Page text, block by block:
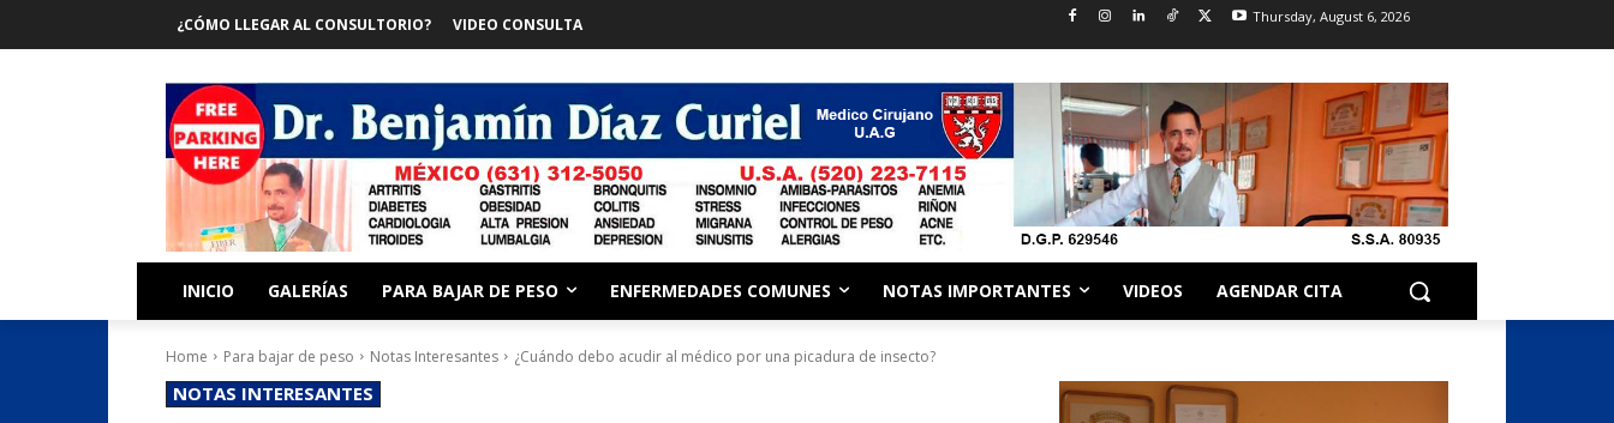
Thursday, August 6, 2026
¿CÓMO LLEGAR AL CONSULTORIO? VIDEO CONSULTA
INICIO GALERÍAS PARA BAJAR DE PESO ENFERMEDADES COMUNES NOTAS IMPORTANTES VIDEOS AGENDAR CITA
Home Para bajar de peso Notas Interesantes ¿Cuándo debo acudir al médico por una picadura de insecto?
NOTAS INTERESANTES